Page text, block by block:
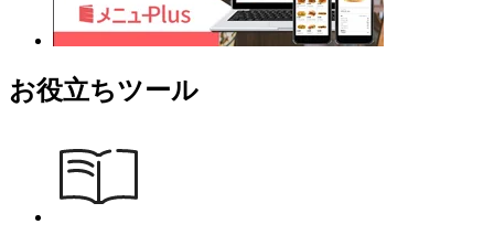
お役立ちツール